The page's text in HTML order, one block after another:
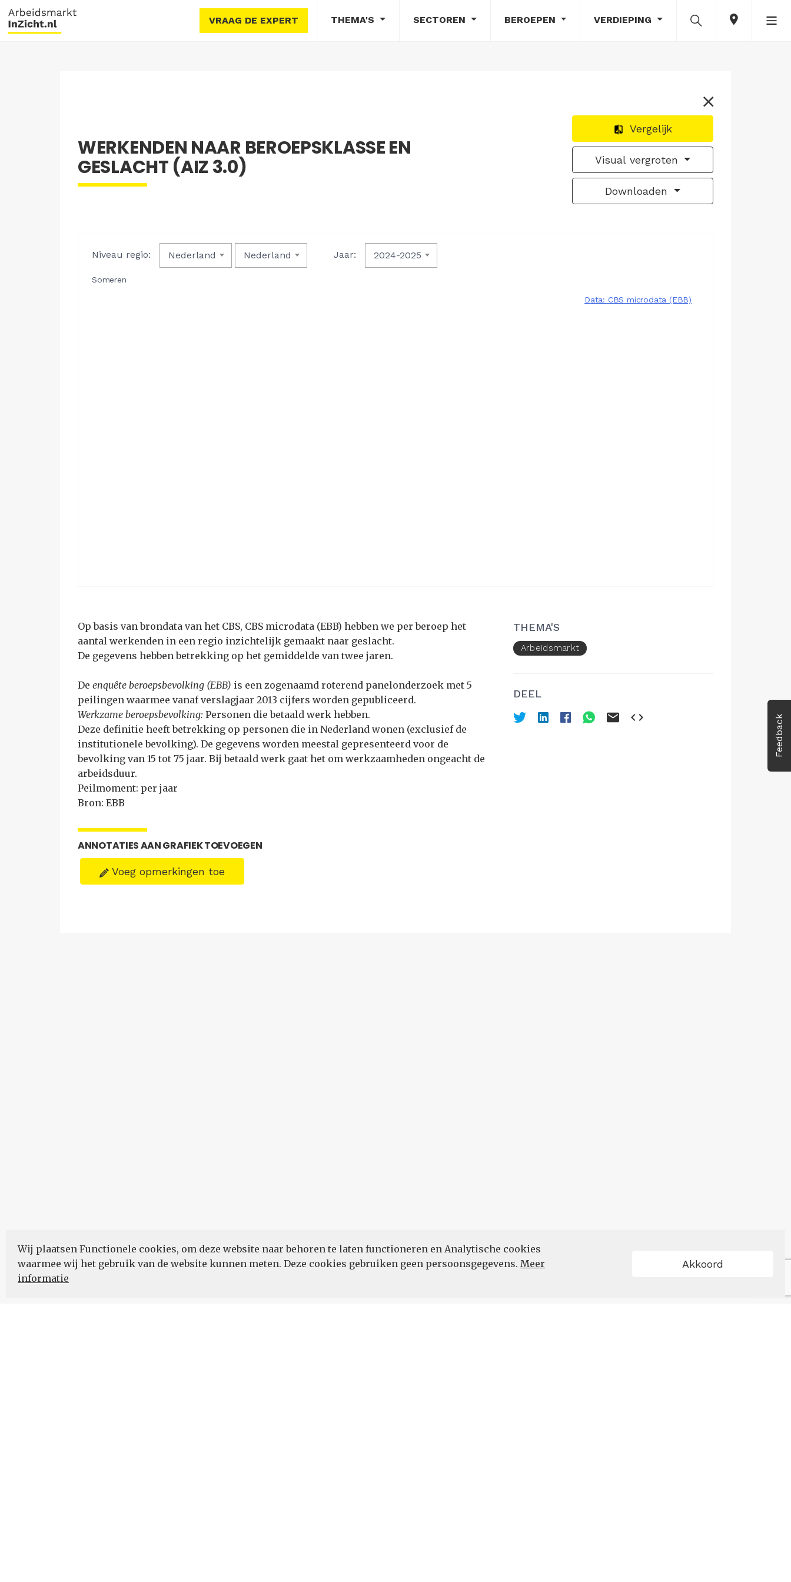
VRAAG DE EXPERT THEMA'S SECTOREN BEROEPEN VERDIEPING
Feedback
Wij plaatsen Functionele cookies, om deze website naar behoren te laten functioneren en Analytische cookies
waarmee wij het gebruik van de website kunnen meten. Deze cookies gebruiken geen persoonsgegevens. Meer
informatie
Akkoord
Vergelijk
Visual vergroten
Downloaden
WERKENDEN NAAR BEROEPSKLASSE EN
GESLACHT (AIZ 3.0)
Op basis van brondata van het CBS, CBS microdata (EBB) hebben we per beroep het
aantal werkenden in een regio inzichtelijk gemaakt naar geslacht.
De gegevens hebben betrekking op het gemiddelde van twee jaren.
De enquête beroepsbevolking (EBB) is een zogenaamd roterend panelonderzoek met 5
peilingen waarmee vanaf verslagjaar 2013 cijfers worden gepubliceerd.
Werkzame beroepsbevolking: Personen die betaald werk hebben.
Deze definitie heeft betrekking op personen die in Nederland wonen (exclusief de
institutionele bevolking). De gegevens worden meestal gepresenteerd voor de
bevolking van 15 tot 75 jaar. Bij betaald werk gaat het om werkzaamheden ongeacht de
arbeidsduur.
Peilmoment: per jaar
Bron: EBB
THEMA'S
Arbeidsmarkt
DEEL
ANNOTATIES AAN GRAFIEK TOEVOEGEN
Voeg opmerkingen toe
POWERED BY